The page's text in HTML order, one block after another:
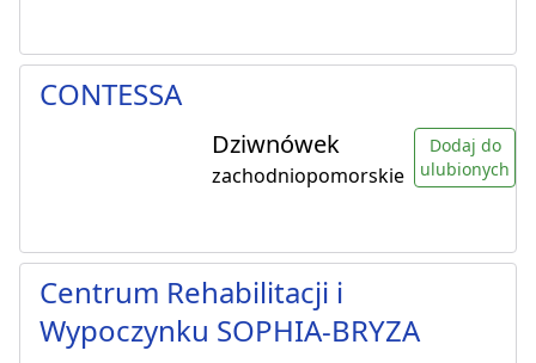
CONTESSA
Dziwnówek
zachodniopomorskie
Dodaj do
ulubionych
Centrum Rehabilitacji i
Wypoczynku SOPHIA-BRYZA